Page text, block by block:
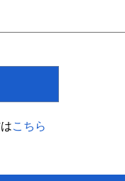
こちら